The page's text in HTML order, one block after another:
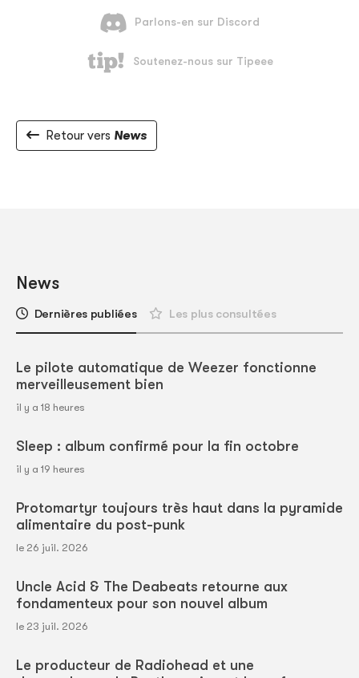
Retour vers News
News
Dernières publiées Les plus consultées
Le pilote automatique de Weezer fonctionne
merveilleusement bien
il y a 18 heures
Sleep : album confirmé pour la fin octobre
il y a 19 heures
Protomartyr toujours très haut dans la pyramide
alimentaire du post-punk
le 26 juil. 2026
Uncle Acid & The Deabeats retourne aux
fondamenteux pour son nouvel album
le 23 juil. 2026
Le producteur de Radiohead et une